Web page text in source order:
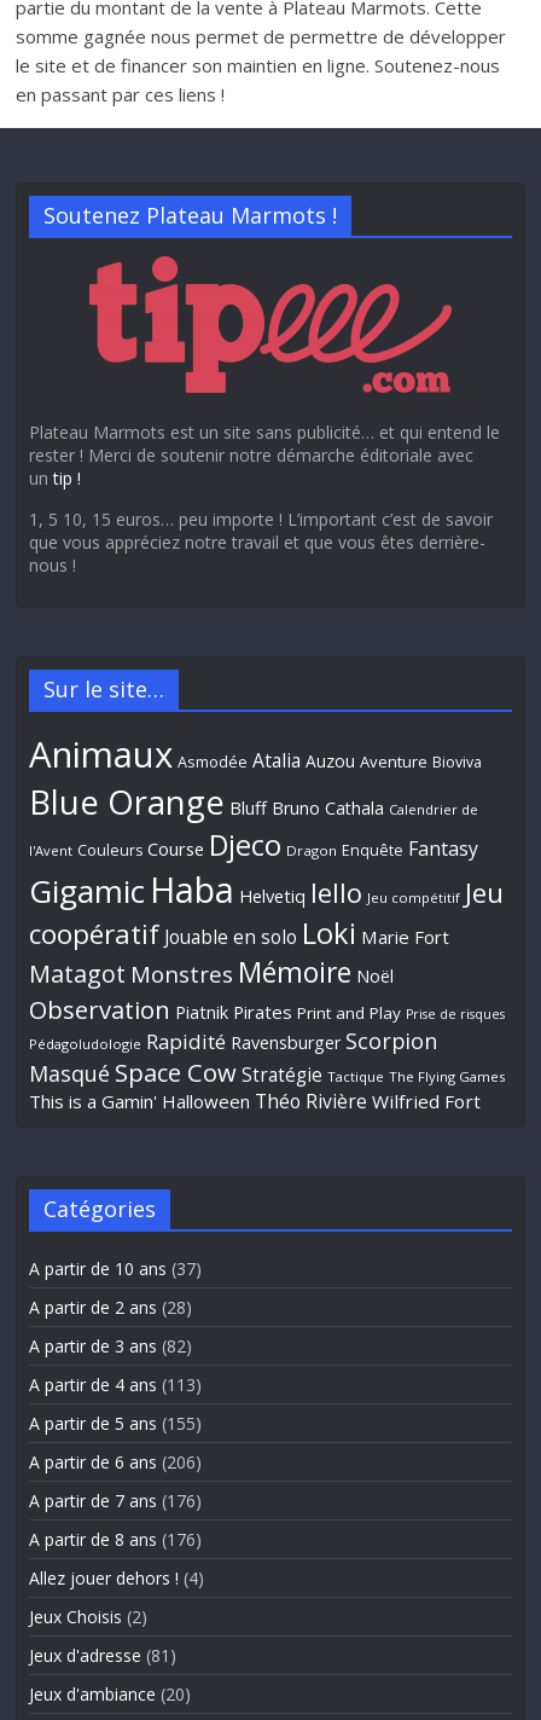
partie du montant de la vente à Plateau Marmots. Cette
somme gagnée nous permet de permettre de développer
le site et de financer son maintien en ligne. Soutenez-nous
en passant par ces liens !
Soutenez Plateau Marmots !
Plateau Marmots est un site sans publicité… et qui entend le
rester ! Merci de soutenir notre démarche éditoriale avec
untip !
1, 5 10, 15 euros… peu importe ! L’important c’est de savoir
que vous appréciez notre travail et que vous êtes derrière-
nous !
Sur le site…
Animaux Asmodée Atalia Auzou Aventure Bioviva
Blue Orange Bluff Bruno Cathala Calendrier de
l'Avent Couleurs Course Djeco Dragon Enquête Fantasy
Gigamic Haba Helvetiq Iello Jeu compétitif Jeu
coopératif Jouable en solo Loki Marie Fort
Matagot Monstres Mémoire Noël
Observation Piatnik Pirates Print and Play Prise de risques
Pédagoludologie Rapidité Ravensburger Scorpion
Masqué Space Cow Stratégie Tactique The Flying Games
This is a Gamin' Halloween Théo Rivière Wilfried Fort
Catégories
A partir de 10 ans (37)
A partir de 2 ans (28)
A partir de 3 ans (82)
A partir de 4 ans (113)
A partir de 5 ans (155)
A partir de 6 ans (206)
A partir de 7 ans (176)
A partir de 8 ans (176)
Allez jouer dehors ! (4)
Jeux Choisis (2)
Jeux d'adresse (81)
Jeux d'ambiance (20)